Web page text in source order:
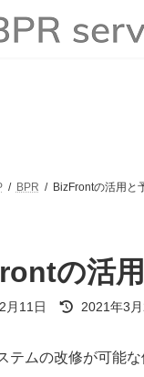
BPR BizFrontの活用と
の活
月11日
最
新
2021年3
テムの改修が可能